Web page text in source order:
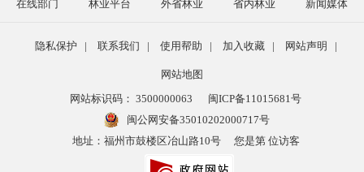
在线部门 林业平台 外省林业 省内林业 新闻媒体
隐私保护 | 联系我们 | 使用帮助 | 加入收藏 | 网站声明 |
网站地图
网站标识码： 3500000063
闽ICP备11015681号
闽公网安备35010202000717号
地址：福州市鼓楼区冶山路10号
您是第 位访客